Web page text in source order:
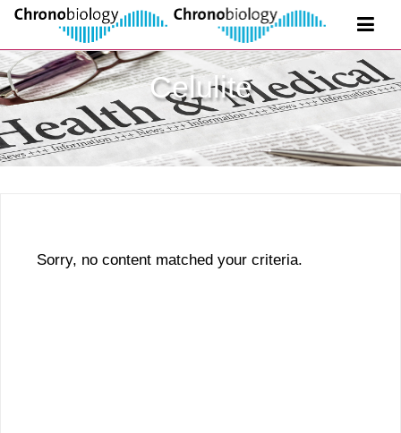
Celulite
Sorry, no content matched your criteria.